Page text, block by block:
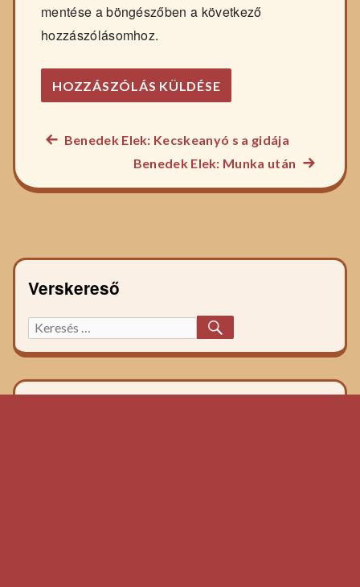
mentése a böngészőben a következő
hozzászólásomhoz.
Bejegyzés
navigáció
Előző
recept:
Benedek Elek: Kecskeanyó s a gidája
Benedek Elek: Munka után
főzelék
Verskereső
Keresett
főzelék